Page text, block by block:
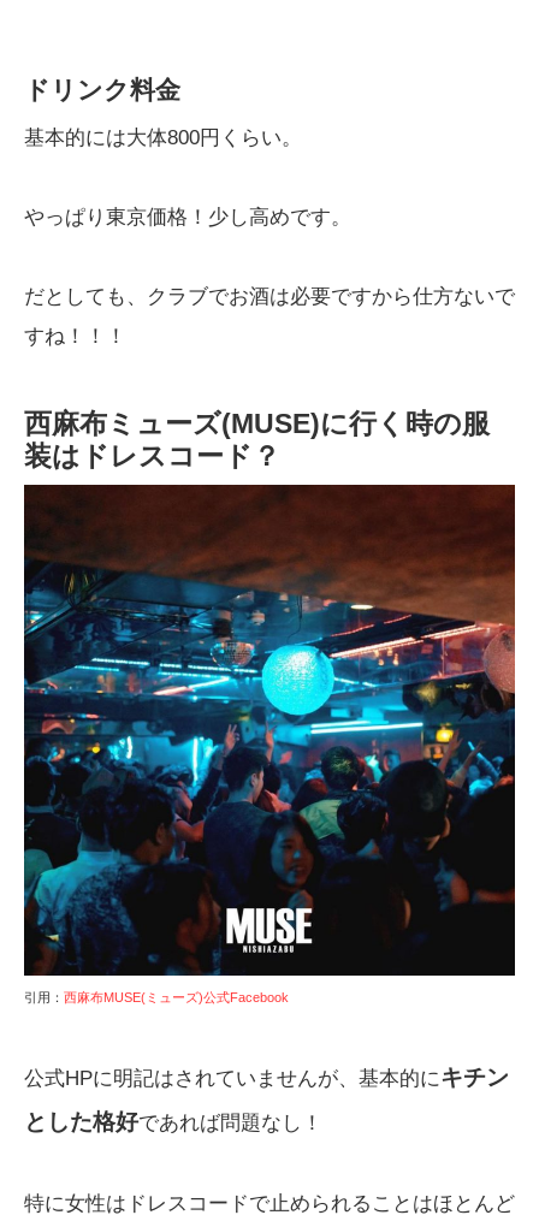
ドリンク料金
基本的には大体800円くらい。
やっぱり東京価格！少し高めです。
だとしても、クラブでお酒は必要ですから仕方ないで
すね！！！
西麻布ミューズ(MUSE)に行く時の服
装はドレスコード？
引用： 西麻布MUSE(ミューズ)公式Facebook
公式HPに明記はされていませんが、基本的にキチン
とした格好であれば問題なし！
特に女性はドレスコードで止められることはほとんど